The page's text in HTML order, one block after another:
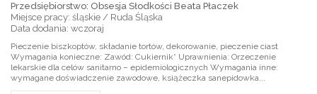
Przedsiębiorstwo: Obsesja Słodkości Beata Płaczek
Miejsce pracy: śląskie / Ruda Śląska
wczoraj
Pieczenie biszkoptów, składanie tortów, dekorowanie, pieczenie ciast
Wymagania konieczne: Zawód: Cukiernik* Uprawnienia: Orzeczenie
lekarskie dla celów sanitarno – epidemiologicznych Wymagania inne:
wymagane doświadczenie zawodowe, książeczka sanepidowka...